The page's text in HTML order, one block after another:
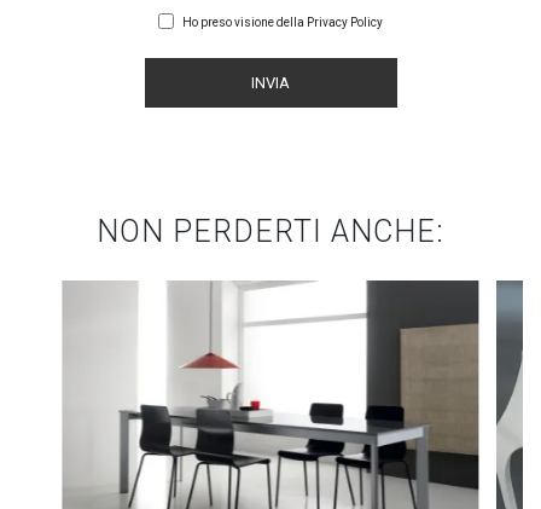
Ho preso visione della Privacy Policy
INVIA
NON PERDERTI ANCHE: